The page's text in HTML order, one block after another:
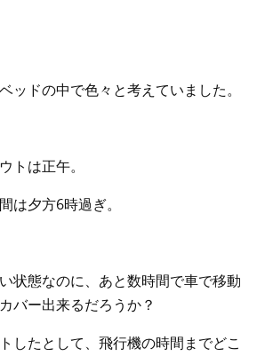
ッドの中で色々と考えていました。
トは正午。
は夕方6時過ぎ。
状態なのに、あと数時間で車で移動
バー出来るだろうか？
したとして、飛行機の時間までどこ